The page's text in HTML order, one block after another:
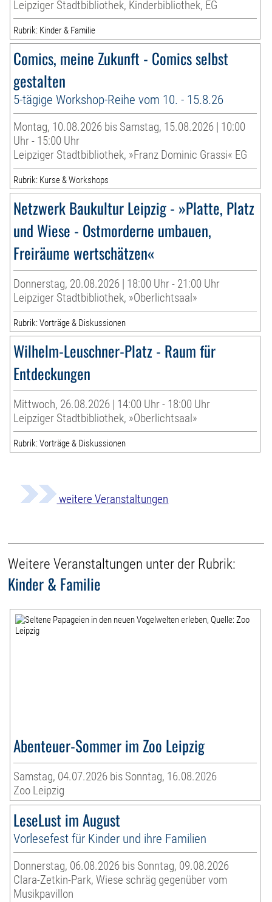
Leipziger Stadtbibliothek, Kinderbibliothek, EG
Rubrik: Kinder & Familie
Comics, meine Zukunft - Comics selbst
gestalten
5-tägige Workshop-Reihe vom 10. - 15.8.26
Montag, 10.08.2026 bis Samstag, 15.08.2026 | 10:00
Uhr - 15:00 Uhr
Leipziger Stadtbibliothek, »Franz Dominic Grassi« EG
Rubrik: Kurse & Workshops
Netzwerk Baukultur Leipzig - »Platte, Platz
und Wiese - Ostmorderne umbauen,
Freiräume wertschätzen«
Donnerstag, 20.08.2026 | 18:00 Uhr - 21:00 Uhr
Leipziger Stadtbibliothek, »Oberlichtsaal»
Rubrik: Vorträge & Diskussionen
Wilhelm-Leuschner-Platz - Raum für
Entdeckungen
Mittwoch, 26.08.2026 | 14:00 Uhr - 18:00 Uhr
Leipziger Stadtbibliothek, »Oberlichtsaal»
Rubrik: Vorträge & Diskussionen
weitere Veranstaltungen
Weitere Veranstaltungen unter der Rubrik:
Kinder & Familie
Abenteuer-Sommer im Zoo Leipzig
Samstag, 04.07.2026 bis Sonntag, 16.08.2026
Zoo Leipzig
LeseLust im August
Vorlesefest für Kinder und ihre Familien
Donnerstag, 06.08.2026 bis Sonntag, 09.08.2026
Clara-Zetkin-Park, Wiese schräg gegenüber vom
Musikpavillon